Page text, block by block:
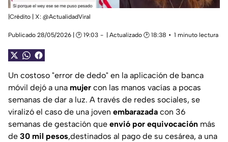
|Crédito | X: @ActualidadViral
Publicado 28/05/2026 | 🕑 19:03 | Actualizado 🕑 18:38 1 minuto lectura
Un costoso "error de dedo" en la aplicación de banca
móvil dejó a una mujer con las manos vacías a pocas
semanas de dar a luz. A través de redes sociales, se
viralizó el caso de una joven embarazada con 36
semanas de gestación que envió por equivocación más
de 30 mil pesos,destinados al pago de su cesárea, a una